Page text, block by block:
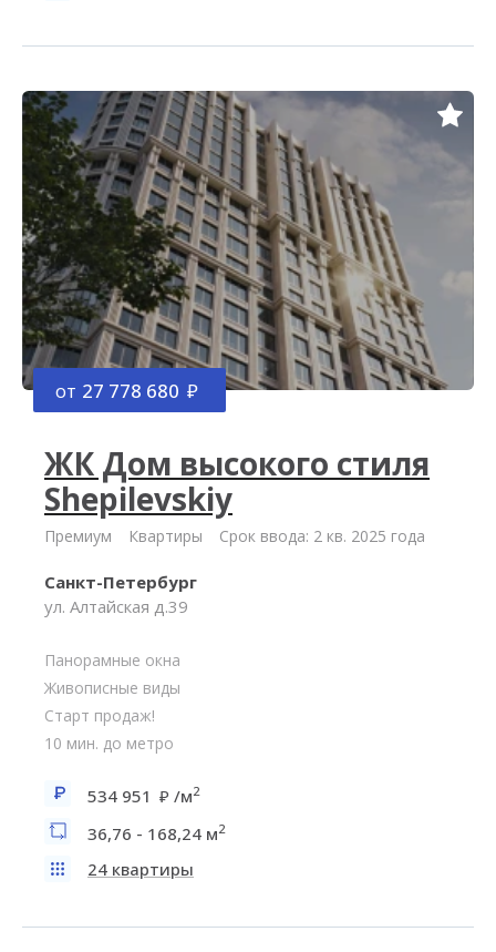
от 27 778 680
ЖК Дом высокого стиля
Shepilevskiy
Премиум Квартиры Срок ввода: 2 кв. 2025 года
Санкт-Петербург
ул. Алтайская д.39
Панорамные окна
Живописные виды
Старт продаж!
10 мин. до метро
534 951 /м2
36,76 - 168,24 м2
24 квартиры